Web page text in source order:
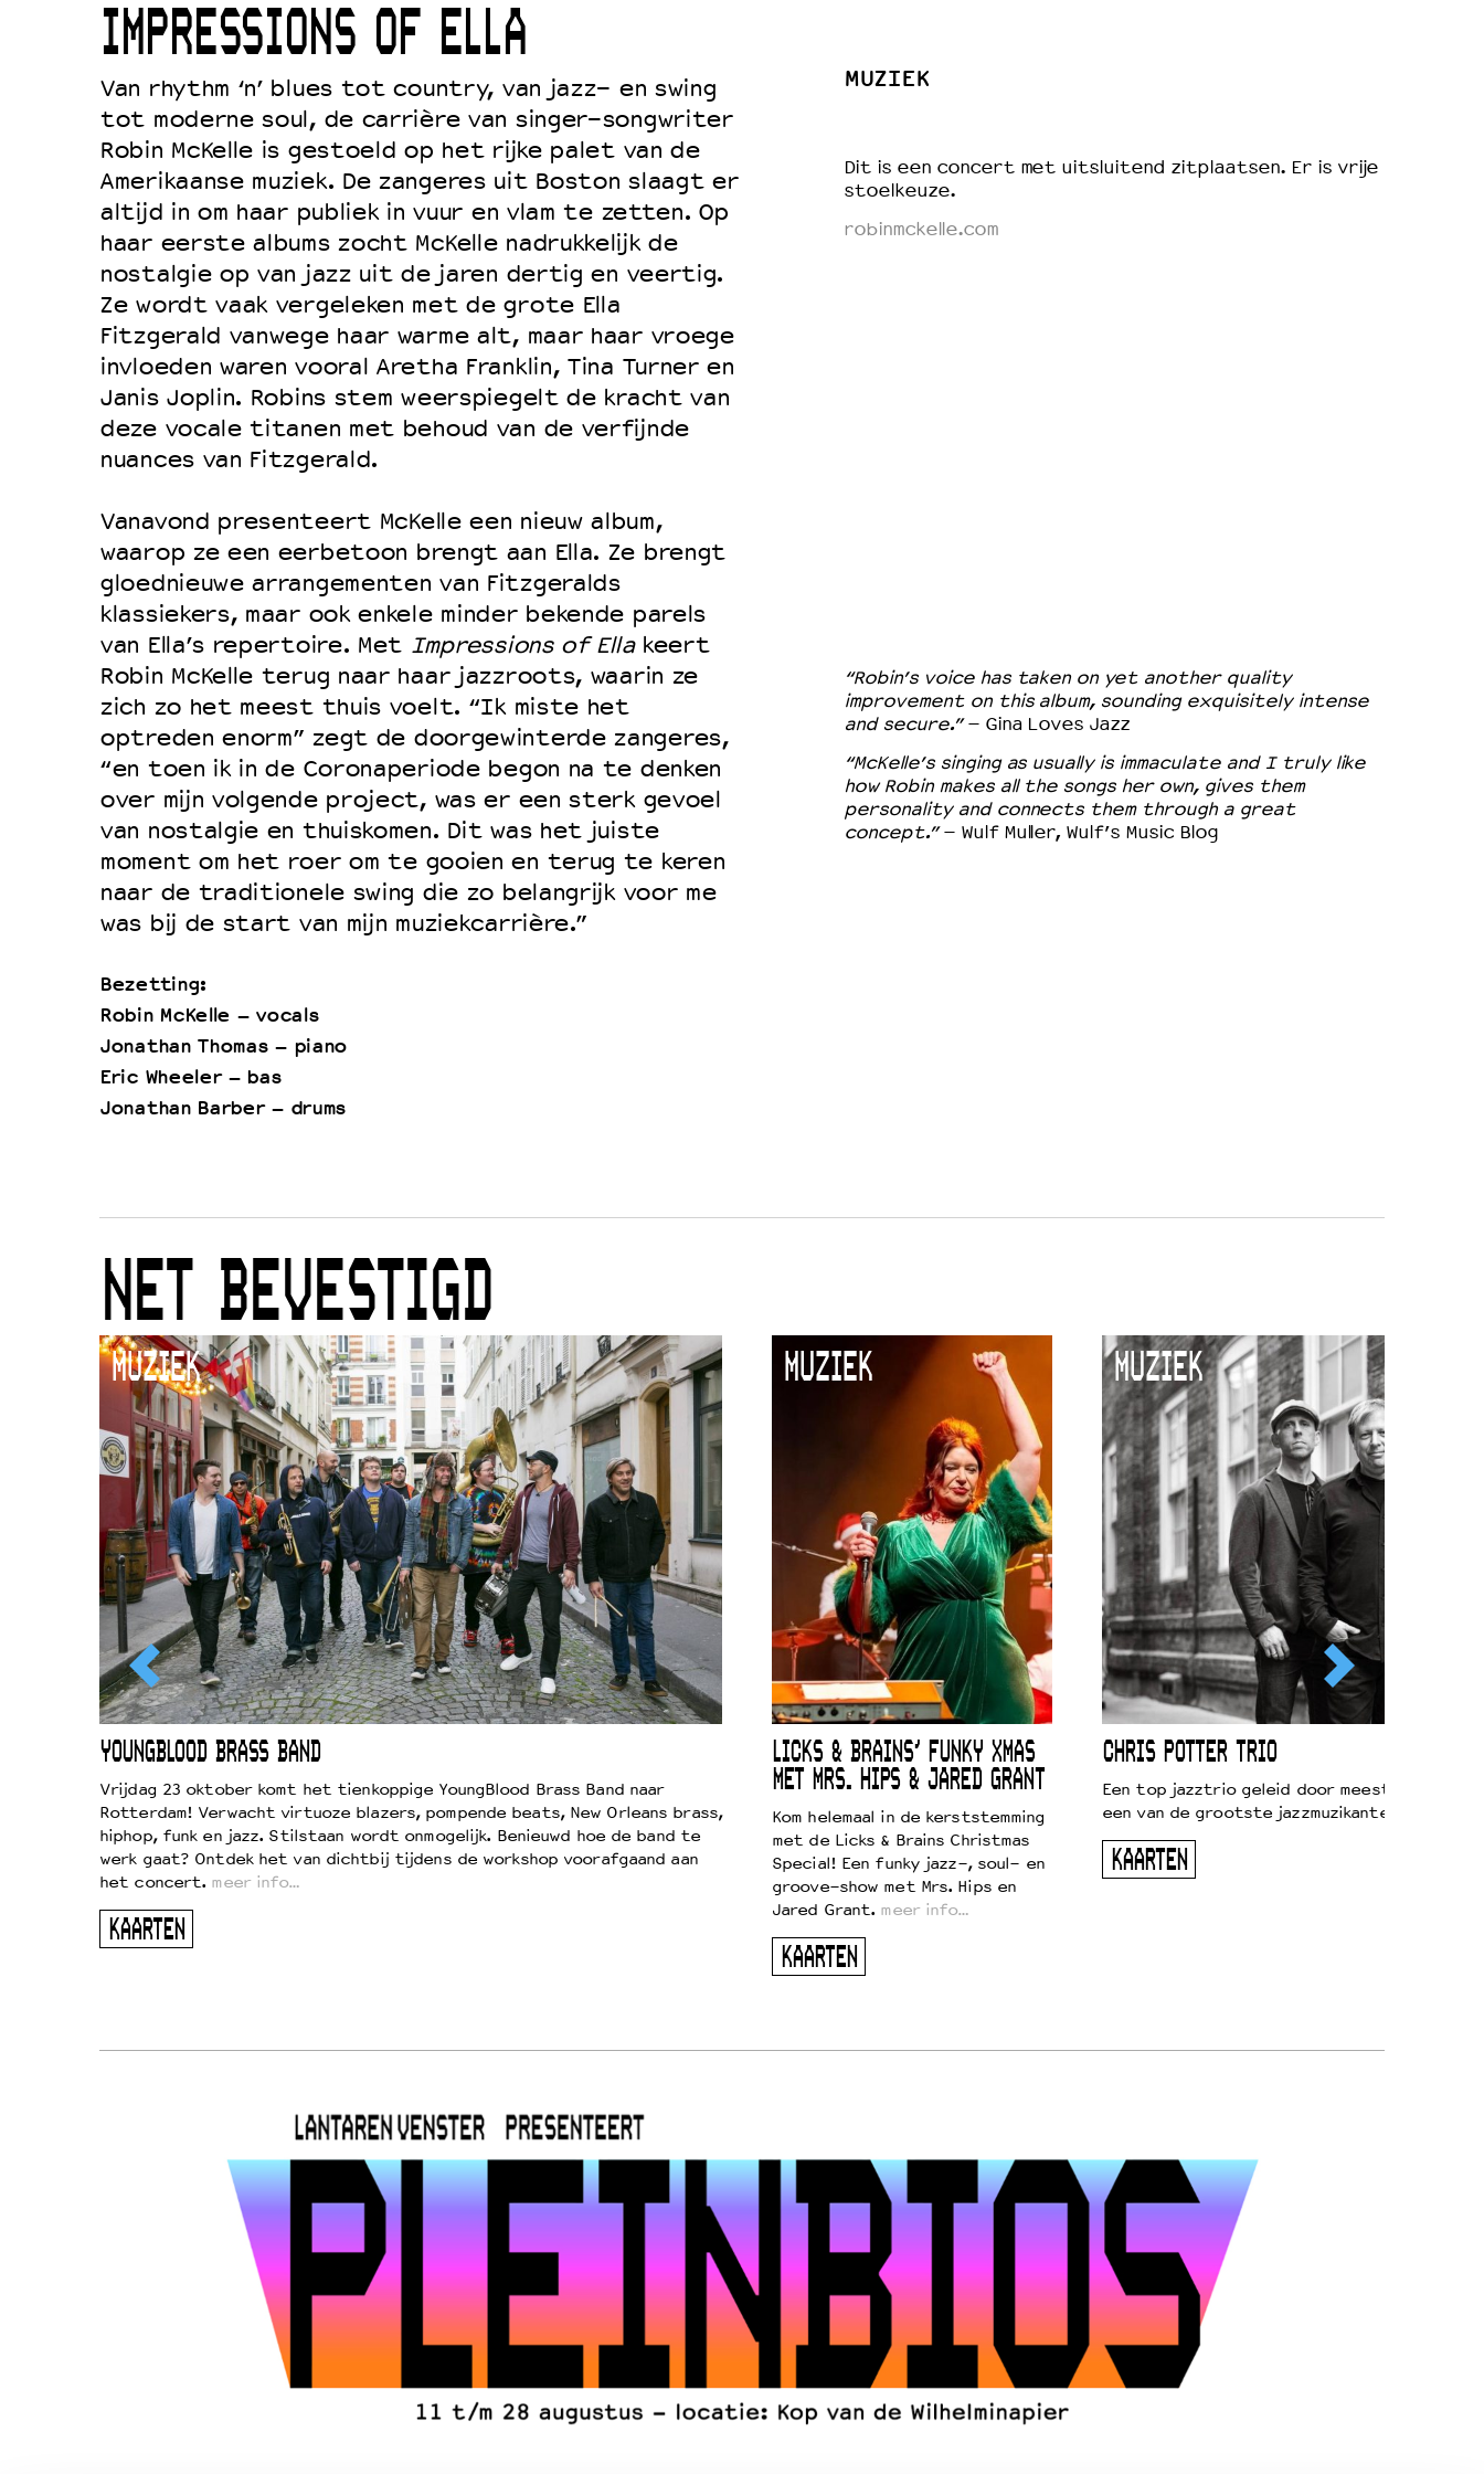
Duurzaamheid
Ruimte voor artistieke vrijheid – VNPF
IMPRESSIONS OF ELLA
Van rhythm ‘n’ blues tot country, van jazz- en swing
tot moderne soul, de carrière van singer-songwriter
Robin McKelle is gestoeld op het rijke palet van de
Amerikaanse muziek. De zangeres uit Boston slaagt er
altijd in om haar publiek in vuur en vlam te zetten. Op
haar eerste albums zocht McKelle nadrukkelijk de
nostalgie op van jazz uit de jaren dertig en veertig.
Ze wordt vaak vergeleken met de grote Ella
Fitzgerald vanwege haar warme alt, maar haar vroege
invloeden waren vooral Aretha Franklin, Tina Turner en
Janis Joplin. Robins stem weerspiegelt de kracht van
deze vocale titanen met behoud van de verfijnde
nuances van Fitzgerald.
Vanavond presenteert McKelle een nieuw album,
waarop ze een eerbetoon brengt aan Ella. Ze brengt
gloednieuwe arrangementen van Fitzgeralds
klassiekers, maar ook enkele minder bekende parels
van Ella’s repertoire. Met Impressions of Ellakeert
Robin McKelle terug naar haar jazzroots, waarin ze
zich zo het meest thuis voelt. “Ik miste het
optreden enorm” zegt de doorgewinterde zangeres,
“en toen ik in de Coronaperiode begon na te denken
over mijn volgende project, was er een sterk gevoel
van nostalgie en thuiskomen. Dit was het juiste
moment om het roer om te gooien en terug te keren
naar de traditionele swing die zo belangrijk voor me
was bij de start van mijn muziekcarrière.”
Bezetting:
Robin McKelle – vocals
Jonathan Thomas – piano
Eric Wheeler – bas
Jonathan Barber – drums
MUZIEK
Dit is een concert met uitsluitend zitplaatsen. Er is vrije
stoelkeuze.
robinmckelle.com
“Robin’s voice has taken on yet another quality
improvement on this album, sounding exquisitely intense
and secure.”– Gina Loves Jazz
“McKelle’s singing as usually is immaculate and I truly like
how Robin makes all the songs her own, gives them
personality and connects them through a great
concept.”– Wulf Muller, Wulf’s Music Blog
NET BEVESTIGD
MUZIEK
YOUNGBLOOD BRASS BAND
Vrijdag 23 oktober komt het tienkoppige YoungBlood Brass Band naar
Rotterdam! Verwacht virtuoze blazers, pompende beats, New Orleans brass,
hiphop, funk en jazz. Stilstaan wordt onmogelijk. Benieuwd hoe de band te
werk gaat? Ontdek het van dichtbij tijdens de workshop voorafgaand aan
het concert. meer info…
KAARTEN
MUZIEK
LICKS & BRAINS’ FUNKY XMAS
MET MRS. HIPS & JARED GRANT
Kom helemaal in de kerststemming
met de Licks & Brains Christmas
Special! Een funky jazz-, soul- en
groove-show met Mrs. Hips en
Jared Grant. meer info…
KAARTEN
MUZIEK
CHRIS POTTER TRIO
Een top jazztrio geleid door
een van de grootste jazzmuzikanten van zijn
KAARTEN